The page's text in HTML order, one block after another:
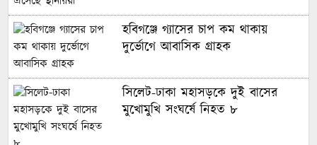
হবিগঞ্জে গ্যাসের চাপ কম থাকায়
দুর্ভোগে আবাসিক গ্রাহক
‎সিলেট-ঢাকা মহাসড়কে দুই বাসের
মুখোমুখি সংঘর্ষে নিহত ৮